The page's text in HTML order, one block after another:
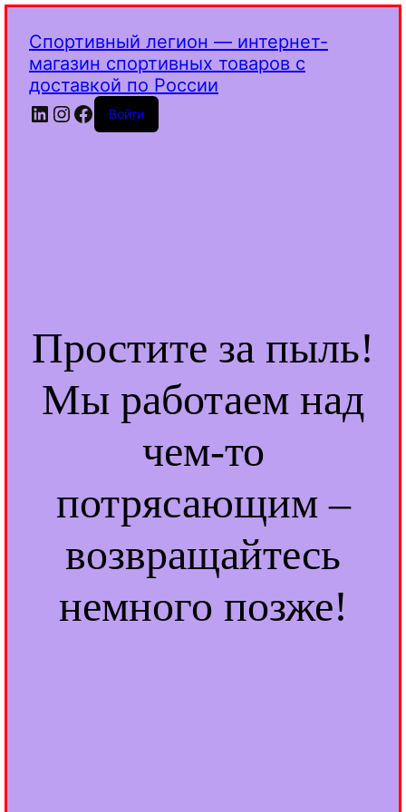
Спортивный легион — интернет-
магазин спортивных товаров с
доставкой по России
LinkedIn
Instagram
Facebook
Войти
Простите за пыль!
Мы работаем над
чем-то
потрясающим –
возвращайтесь
немного позже!